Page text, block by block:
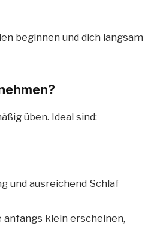
beginnen und dich langsam
üben. Ideal sind:
und ausreichend Schlaf
klein erscheinen,